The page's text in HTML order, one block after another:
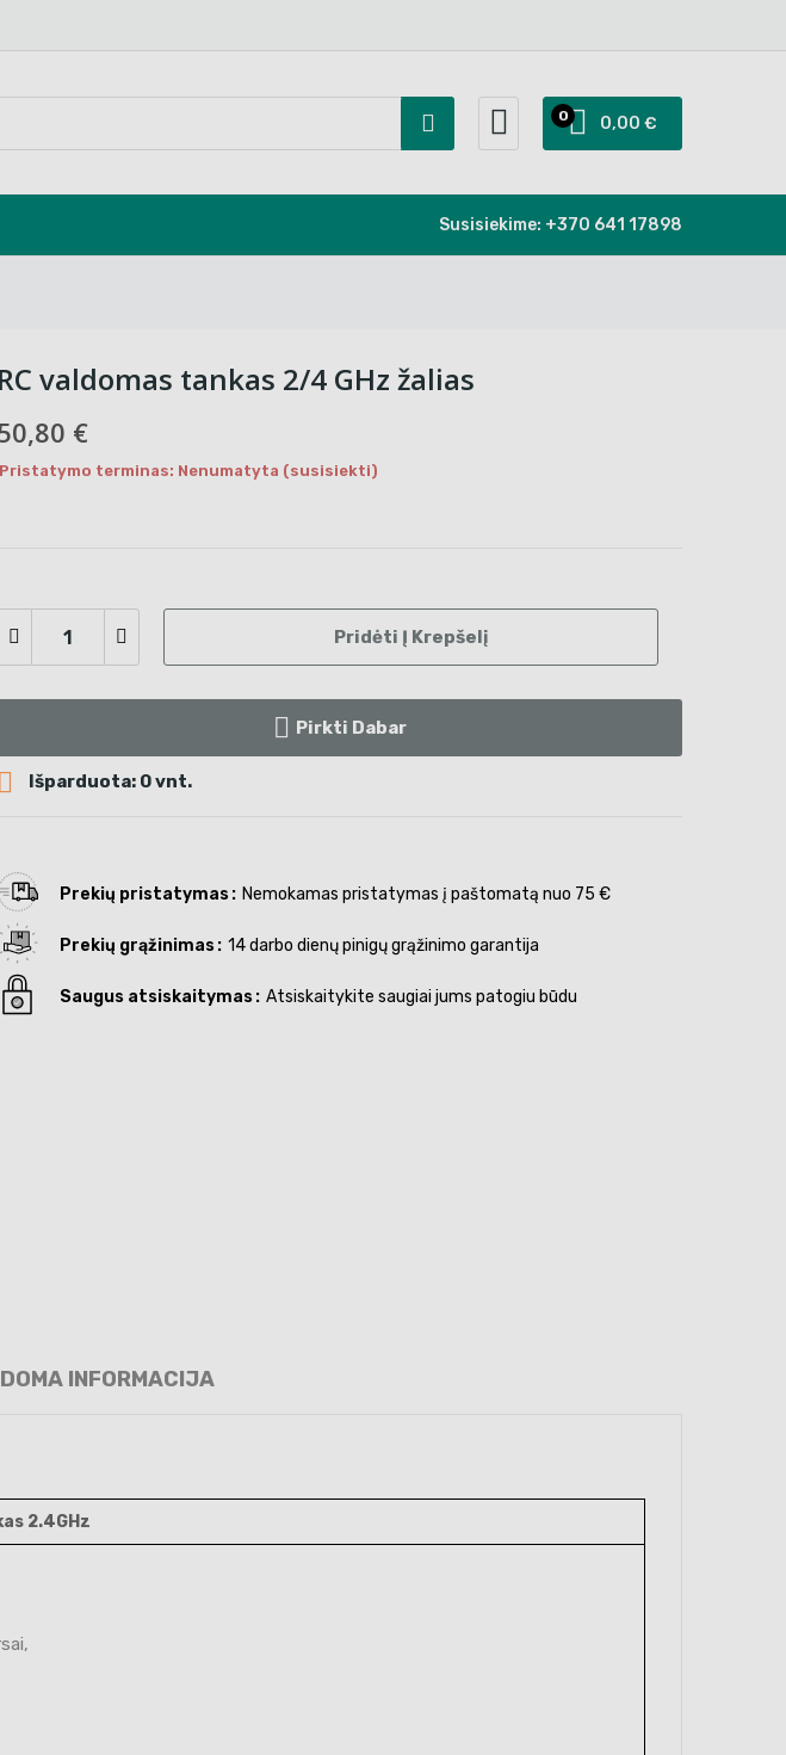
0,00 €
0
Susisiekime: +370 641 17898
RC valdomas tankas 2/4 GHz žalias
€
Pristatymo terminas: Nenumatyta (susisiekti)
Pridėti Į Krepšelį
Pirkti Dabar
 Išparduota: 0 vnt.
Prekių pristatymas Nemokamas pristatymas į paštomatą nuo 75 €
Prekių grąžinimas 14 darbo dienų pinigų grąžinimo garantija
Saugus atsiskaitymas Atsiskaitykite saugiai jums patogiu būdu
INFORMACIJA
2.4GHz